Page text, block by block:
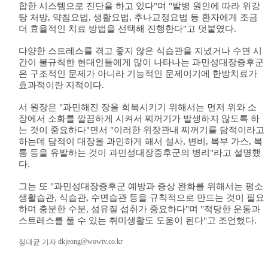
합한 시스템으로 진단을 하고 있다"며 "발병 원인에 따라 위강
탕 처방, 약침요법, 생활요법, 추나교정요법 등 환자에게 조금
더 효율적인 치료 방법을 선택해 진행한다"고 덧붙였다.
다양한 스트레스를 겪고 좋지 않은 식습관을 지녔거나 수면 시
간이 불규칙한 현대인들에게 많이 나타나는 과민성대장증후군
은 구조적인 문제가 아니라 기능적인 문제이기에 한방치료가
효과적이란 지적이다.
서 원장은 "과민해진 장을 회복시키기 위해서는 먼저 위와 소
장에서 소화를 깔끔하게 시켜서 찌꺼기가 발생하지 않도록 하
는 것이 중요하다"면서 "이러한 위장관내 찌꺼기를 담적이라고
하는데 담적이 대장을 과민하게 해서 설사, 변비, 복부 가스, 복
통 등을 유발하는 것이 과민성대장증후군의 병리"라고 설명했
다.
그는 또 "과민성대장증후군 예방과 증상 완화를 위해서는 평소
생활습관, 식습관, 수면습관 등을 규칙적으로 만드는 것이 필요
하며 충분한 수분, 섬유질 섭취가 중요하다"며 "적당한 운동과
스트레스를 풀 수 있는 취미생활도 도움이 된다"고 조언했다.
정대균 기자 dkjeong@wowtv.co.kr